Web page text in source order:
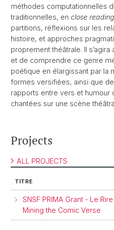
méthodes computationnelles
traditionnelles, en close reading
partitions, réflexions sur les
histoire, et approches
proprement théâtrale. Il
et de comprendre ce genre
poétique en élargissant par la
formes versifiées, ainsi que
rapports entre vers et
chantées sur une scène
Projects
ALL PROJECTS
TITRE
SNSF PRIMA Grant - Le
Mining the Comic Verse